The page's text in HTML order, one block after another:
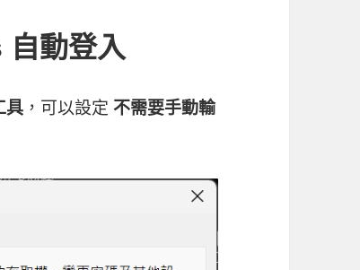
動登入
具 ，可以設定不需要手動輸